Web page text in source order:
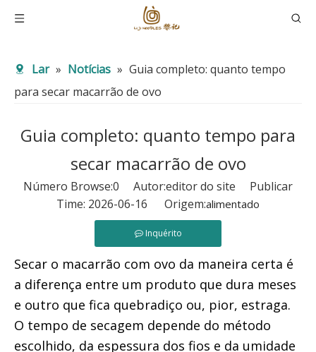
Lar » Notícias » Guia completo: quanto tempo
para secar macarrão de ovo
Guia completo: quanto tempo para
secar macarrão de ovo
Número Browse:0 Autor:editor do site Publicar
Time: 2026-06-16 Origem:alimentado
Inquérito
Secar o macarrão com ovo da maneira certa é
a diferença entre um produto que dura meses
e outro que fica quebradiço ou, pior, estraga.
O tempo de secagem depende do método
escolhido, da espessura dos fios e da umidade